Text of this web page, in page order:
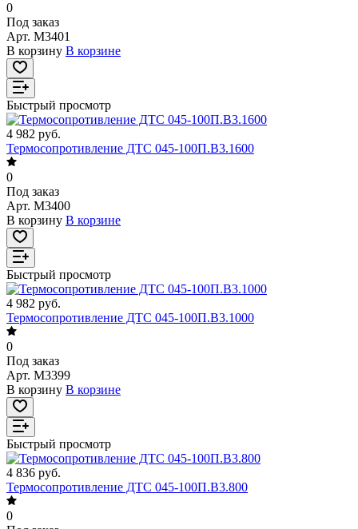
0
Под заказ
Арт. M3401
В корзину В корзине
Быстрый просмотр
4 982 руб.
Термосопротивление ДТС 045-100П.В3.1600
0
Под заказ
Арт. M3400
В корзину В корзине
Быстрый просмотр
4 982 руб.
Термосопротивление ДТС 045-100П.В3.1000
0
Под заказ
Арт. M3399
В корзину В корзине
Быстрый просмотр
4 836 руб.
Термосопротивление ДТС 045-100П.В3.800
0